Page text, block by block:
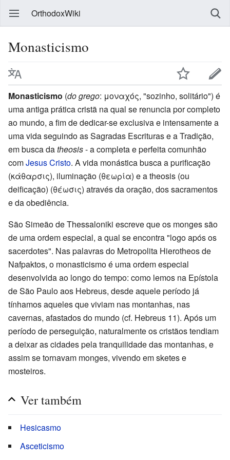
OrthodoxWiki
Monasticismo
Monasticismo (do grego: μοναχός, "sozinho, solitário") é
uma antiga prática cristã na qual se renuncia por completo
ao mundo, a fim de dedicar-se exclusiva e intensamente a
uma vida seguindo as Sagradas Escrituras e a Tradição,
em busca datheosis- a completa e perfeita comunhão
comJesus Cristo. A vida monástica busca a purificação
(κάθαρσις), iluminação (θεωρία) e a theosis (ou
deificação) (θέωσις) através da oração, dos sacramentos
e da obediência.
São Simeão de Thessaloniki escreve que os monges são
de uma ordem especial, a qual se encontra "logo após os
sacerdotes". Nas palavras do Metropolita Hierotheos de
Nafpaktos, o monasticismo é uma ordem especial
desenvolvida ao longo do tempo: como lemos na Epístola
de São Paulo aos Hebreus, desde aquele período já
tínhamos aqueles que viviam nas montanhas, nas
cavernas, afastados do mundo (cf. Hebreus 11). Após um
período de perseguição, naturalmente os cristãos tendiam
a deixar as cidades pela tranquilidade das montanhas, e
assim se tornavam monges, vivendo em sketes e
mosteiros.
Ver também
Hesicasmo
Asceticismo